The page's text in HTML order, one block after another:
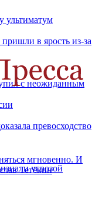
ультиматум
в ярость из-за
с неожиданным
превосходство
угрозой
мгновенно. И
Тетёкин